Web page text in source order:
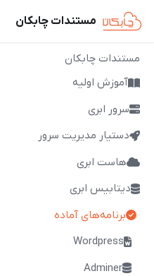
مستندات چابکان
مستندات چابکان
آموزش اولیه
سرور ابری
دستیار مدیریت سرور
هاست ابری
دیتابیس ابری
برنامه‌های آماده
Wordpress
Adminer